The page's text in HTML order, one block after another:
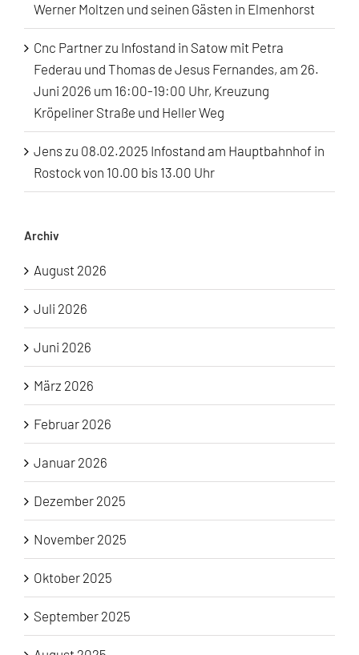
Werner Moltzen und seinen Gästen in Elmenhorst
Cnc Partnerzu Infostand in Satow mit Petra
Federau und Thomas de Jesus Fernandes, am 26.
Juni 2026 um 16:00-19:00 Uhr, Kreuzung
Kröpeliner Straße und Heller Weg
Jenszu 08.02.2025 Infostand am Hauptbahnhof in
Rostock von 10.00 bis 13.00 Uhr
Archiv
August 2026
Juli 2026
Juni 2026
März 2026
Februar 2026
Januar 2026
Dezember 2025
November 2025
Oktober 2025
September 2025